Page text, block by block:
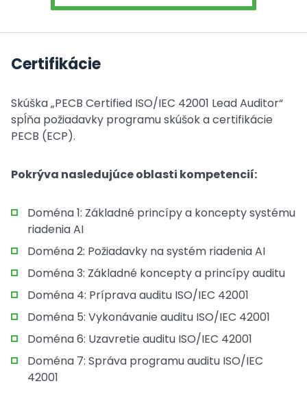
Certifikácie
Skúška „PECB Certified ISO/IEC 42001 Lead Auditor“
spĺňa požiadavky programu skúšok a certifikácie
PECB (ECP).
Pokrýva nasledujúce oblasti kompetencií:
Doména 1: Základné princípy a koncepty systému
riadenia AI
Doména 2: Požiadavky na systém riadenia AI
Doména 3: Základné koncepty a princípy auditu
Doména 4: Príprava auditu ISO/IEC 42001
Doména 5: Vykonávanie auditu ISO/IEC 42001
Doména 6: Uzavretie auditu ISO/IEC 42001
Doména 7: Správa programu auditu ISO/IEC
42001